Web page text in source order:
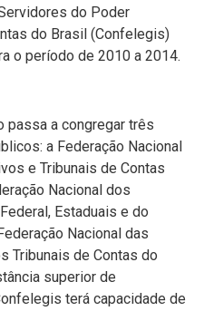
do Poder
do Brasil (Confelegis)
o período de 2010 a 2014.
passa a congregar três
a Federação Nacional
e Tribunais de Contas
Nacional dos
Estaduais e do
Nacional das
Tribunais de Contas do
superior de
terá capacidade de